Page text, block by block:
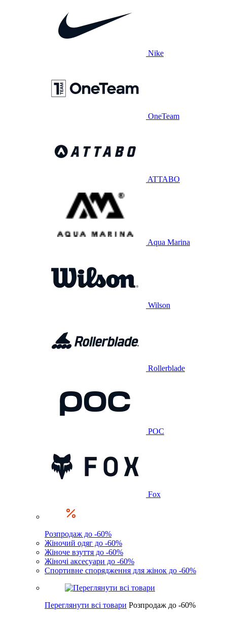
Nike
OneTeam
ATTABO
Aqua Marina
Wilson
Rollerblade
POC
Fox
Розпродаж до -60%
Жіночий одяг до -60%
Жіноче взуття до -60%
Жіночі аксесуари до -60%
Спортивне спорядження для жінок до -60%
Переглянути всі товари Розпродаж до -60%